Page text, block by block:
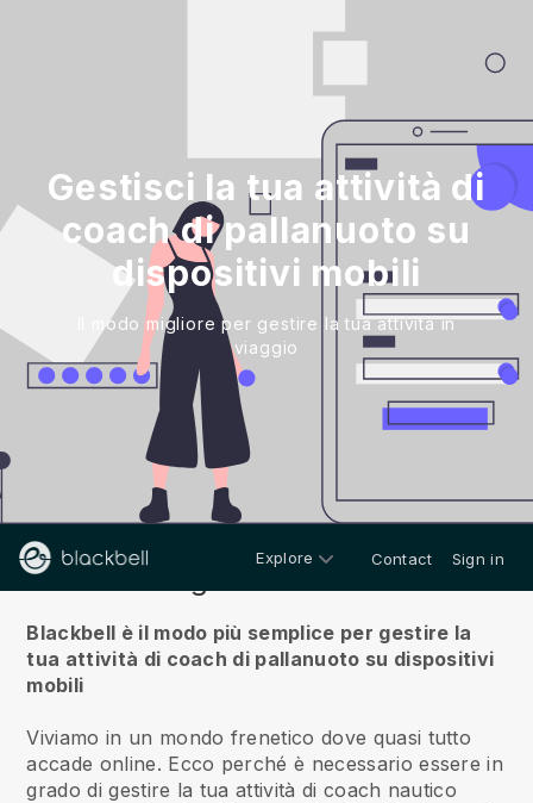
Gestisci la tua attività di
coach di pallanuoto su
dispositivi mobili
Il modo migliore per gestire la tua attività in
viaggio
Explore Contact Sign in
Blackbell è il modo più semplice per gestire la
tua attività di coach di pallanuoto su dispositivi
mobili
Viviamo in un mondo frenetico dove quasi tutto
accade online. Ecco perché è necessario essere in
grado di gestire la tua attività di coach nautico